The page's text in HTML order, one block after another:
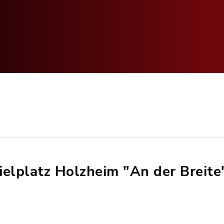
Holzheim "An der